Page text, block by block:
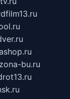
bu.ru